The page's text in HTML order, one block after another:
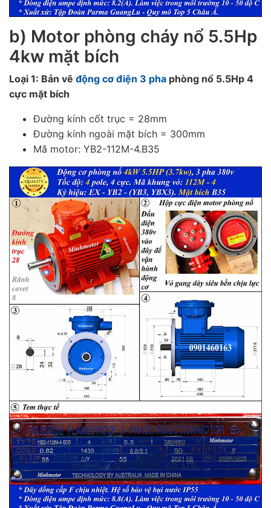
b) Motor phòng cháy nổ 5.5Hp
4kw mặt bích
Loại 1: Bản vẽ động cơ điện 3 pha phòng nổ 5.5Hp 4
cực mặt bích
Đường kính cốt trục = 28mm
Đường kính ngoài mặt bích = 300mm
Mã motor: YB2-112M-4.B35